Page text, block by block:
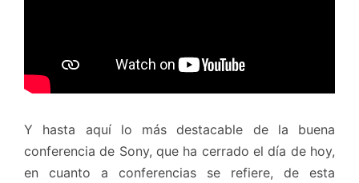
Y hasta aquí lo más destacable de la buena
conferencia de Sony, que ha cerrado el día de hoy,
en cuanto a conferencias se refiere, de esta